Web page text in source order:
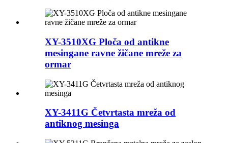
XY-3510XG Ploča od antikne
mesingane ravne žičane mreže za
ormar
XY-3411G Četvrtasta mreža od
antiknog mesinga